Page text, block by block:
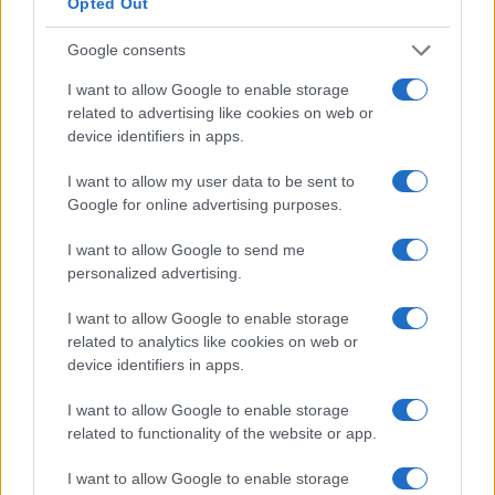
Google consents
I want to allow Google to enable storage
related to advertising like cookies on web or
device identifiers in apps.
I want to allow my user data to be sent to
Google for online advertising purposes.
I want to allow Google to send me
personalized advertising.
I want to allow Google to enable storage
related to analytics like cookies on web or
device identifiers in apps.
I want to allow Google to enable storage
related to functionality of the website or app.
I want to allow Google to enable storage
numeri sembrano supportare la teoria. L’aumento
medio della retribuzione durante il cambio di lavoro
è di circa il 10% in più rispetto al consueto aumento
di stipendio.
ne vale sicuramente la pena. Dovresti essere in
grado di recuperare i costi in circa un anno circa.
Differenza salariale tipica per istruzione
per la maggior parte delle carriere
Confronto salariale degli ingegneri
aerospaziali per genere